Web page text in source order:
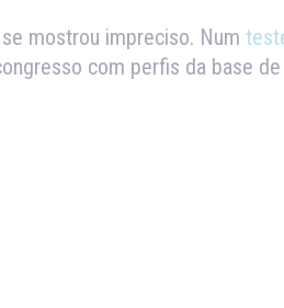
mostrou impreciso. Num
com perfis da base